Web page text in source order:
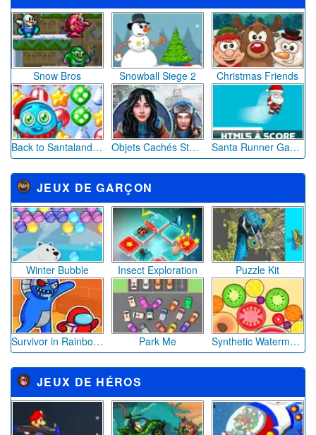
Noël de Barbie pour les enfants malades Shopaholic Christmas Santa Climb Here
Liaisons d'Amour Mahjong Sarah Fête des Mères Stunt Crazy Trick or Treat
NOUVEAUX JEUX DE FÊTE
JEUX DE NOËL
Dream Christmas Link Christmas Candies Link Merlin's Christmas
Christmas Bubbles Super Santa Bomber
JEUX RIGOLOS